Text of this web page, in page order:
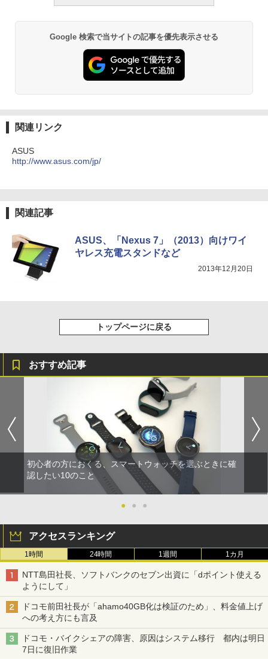
Google 検索で当サイトの記事を優先表示させる
関連リンク
ASUS
http://www.asus.com/jp/
関連記事
ASUS、「Nexus 7」（2013）向けワイ
ヤレス充電スタンドなど
2013年12月20日
トップページに戻る
おすすめ記事
初心者の方におくる、スマートウォッチを選ぶときに確
認したい10のこと
● ● ●
アクセスランキング
1時間 24時間 1週間 1カ月
NTT島田社長、ソフトバンクのセブン出資に「dポイント使える
ようにして」
ドコモ前田社長が「ahamo40GB化は検証のため」、料金値上げ
への考え方にも言及
ドコモ・バイクシェアの障害、原因はシステム移行 都内は明日
7日に復旧作業